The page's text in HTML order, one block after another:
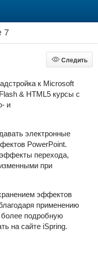
7
Следить
Следить
к Microsoft
& HTML5 курсы с
и
электронные
PowerPoint.
перехода,
при
эффектов
применению
подробную
на сайте iSpring.